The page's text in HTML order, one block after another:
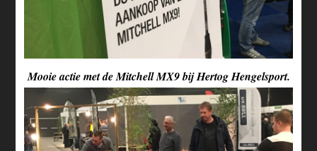
Mooie actie met de Mitchell MX9 bij Hertog Hengelsport.